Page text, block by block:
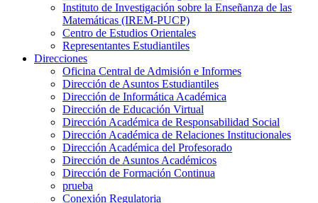
Instituto de Investigación sobre la Enseñanza de las
Matemáticas (IREM-PUCP)
Centro de Estudios Orientales
Representantes Estudiantiles
Direcciones
Oficina Central de Admisión e Informes
Dirección de Asuntos Estudiantiles
Dirección de Informática Académica
Dirección de Educación Virtual
Dirección Académica de Responsabilidad Social
Dirección Académica de Relaciones Institucionales
Dirección Académica del Profesorado
Dirección de Asuntos Académicos
Dirección de Formación Continua
prueba
Conexión Regulatoria